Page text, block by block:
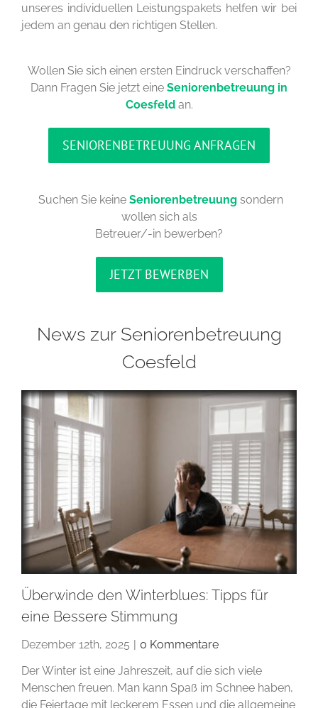
unseres individuellen Leistungspakets helfen wir bei
jedem an genau den richtigen Stellen.
Wollen Sie sich einen ersten Eindruck verschaffen?
Dann Fragen Sie jetzt eine Seniorenbetreuung in
Coesfeld an.
SENIORENBETREUUNG ANFRAGEN
Suchen Sie keine Seniorenbetreuungsondern
wollen sich als
Betreuer/-in bewerben?
JETZT BEWERBEN
News zur Seniorenbetreuung
Coesfeld
Überwinde den Winterblues: Tipps für
eine Bessere Stimmung
Dezember 12th, 2025 | 0 Kommentare
Der Winter ist eine Jahreszeit, auf die sich viele
Menschen freuen. Man kann Spaß im Schnee haben,
die Feiertage mit leckerem Essen und die allgemeine